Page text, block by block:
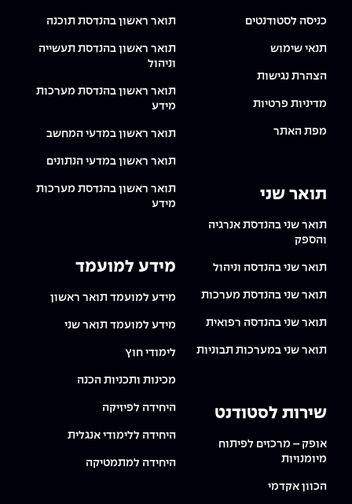
כניסה לסטודנטים
תנאי שימוש
הצהרת נגישות
מדיניות פרטיות
מפת האתר
תואר שני
תואר שני בהנדסת אנרגיה
והספק
תואר שני בהנדסה וניהול
תואר שני בהנדסת מערכות
תואר שני בהנדסה רפואית
תואר שני במערכות תבוניות
שירות לסטודנט
אופק – מרכזים לפיתוח
מיומנויות
הכוון אקדמי
תואר ראשון בהנדסת תוכנה
תואר ראשון בהנדסת תעשייה
וניהול
תואר ראשון בהנדסת מערכות
מידע
תואר ראשון במדעי המחשב
תואר ראשון במדעי הנתונים
תואר ראשון בהנדסת מערכות
מידע
מידע למועמד
מידע למועמד תואר ראשון
מידע למועמד תואר שני
לימודי חוץ
מכינות ותכניות הכנה
היחידה לפיזיקה
היחידה ללימודי אנגלית
היחידה למתמטיקה